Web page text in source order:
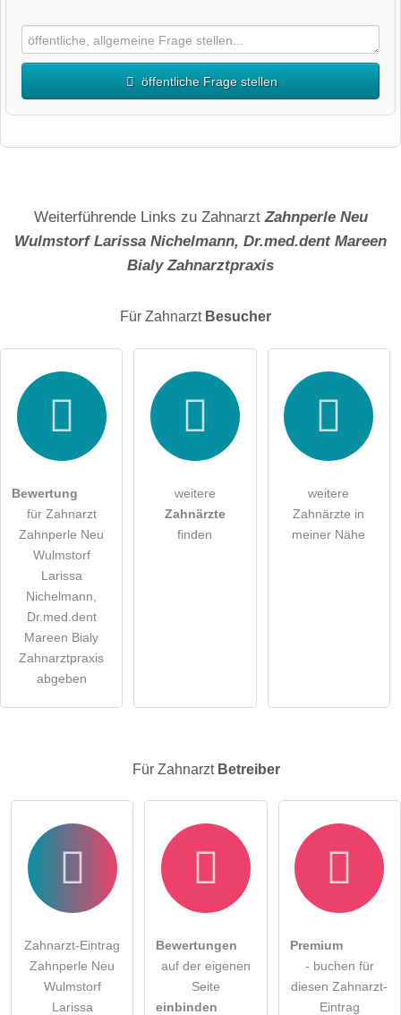
öffentliche Frage stellen
E-Mail-Adresse (wird nicht veröffentlicht)
Hiermit akzeptiere ich die AGB
Die Datenschutzerklärung habe ich zur Kenntnis genommen.
öffentliche Frage stellen Abbrechen
Hinweis:Bitte beachten Sie, öffentliche Fragen sindfür alle
Besucher sichtbar
Klicken Sie hier um eine
Zahnarzt-Eintrag zu stellen
Weiterführende Links zu Zahnarzt Zahnperle Neu
Wulmstorf Larissa Nichelmann, Dr.med.dent Mareen
Bialy Zahnarztpraxis
Für Zahnarzt Besucher
Bewertung
für Zahnarzt
Zahnperle Neu
Wulmstorf
Larissa
Nichelmann,
Dr.med.dent
Mareen Bialy
Zahnarztpraxis
abgeben
weitere
Zahnärzte
finden
weitere
Zahnärzte in
meiner Nähe
Für Zahnarzt Betreiber
Zahnarzt-Eintrag
Zahnperle Neu
Wulmstorf
Larissa
Bewertungen
auf der eigenen
Seite
einbinden
Premium
- buchen für
diesen Zahnarzt-
Eintrag